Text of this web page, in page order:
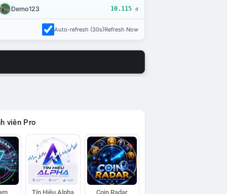
Demo123 10.115 đ
Auto-refresh (30s)Refresh Now
viên Pro
Tín Hiệu Alpha Coin Radar